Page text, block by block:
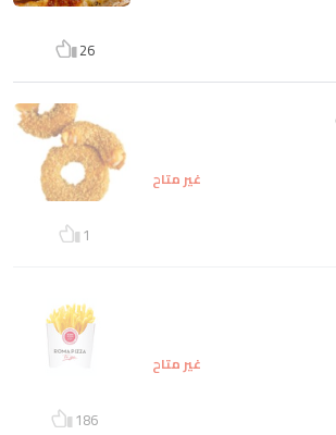
26
غير متاح
1
غير متاح
186